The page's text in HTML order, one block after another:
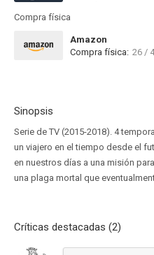
Compra física
Amazon
Compra física: 26 /
Sinopsis
Serie de TV (2015-2018). 4
un viajero en el tiempo desde el
en nuestros días a una misión
una plaga mortal que
Críticas destacadas (2)